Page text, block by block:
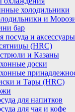
холодильники
и
бар
посуда и
(HRC)
и Казаны
доски
и Тары (HRC)
для напитков
для чая и кофе